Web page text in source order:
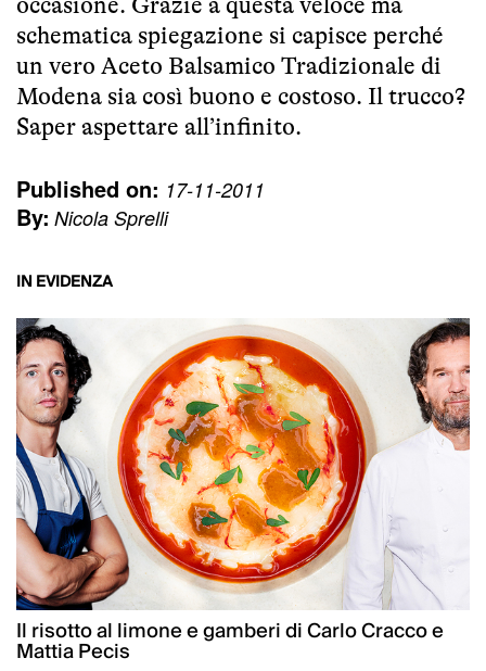
schematica spiegazione si capisce perché
un vero Aceto Balsamico Tradizionale di
Modena sia così buono e costoso. Il trucco?
Saper aspettare all’infinito.
Published on: 17-11-2011
By: Nicola Sprelli
IN EVIDENZA
Il risotto al limone e gamberi di Carlo Cracco e
Mattia Pecis